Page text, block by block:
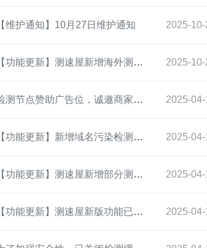
【维护通知】10月27日维护通知 2025-
【功能更新】测速屋新增海外测速节点 2025-
检测节点赞助广告位，诚邀商家赞助合作 2025-
【功能更新】新增域名污染检测等功能 2025-
【功能更新】测速屋新增部分测速节点 2025-
【功能更新】测速屋新版功能已上线 2025-